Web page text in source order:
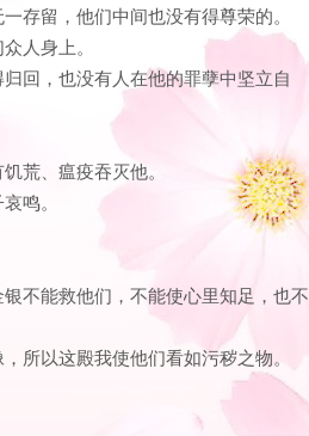
存留，他们中间也没有得尊荣的。
人身上。
回，也没有人在他的罪孽中坚立自
荒、瘟疫吞灭他。
鸣。
不能救他们，不能使心里知足，也不
所以这殿我使他们看如污秽之物。